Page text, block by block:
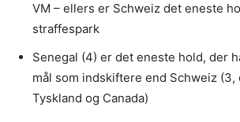
VM – ellers er Schweiz det eneste
straffespark
Senegal (4) er det eneste hold, der
mål som indskiftere end Schweiz (3,
Tyskland og Canada)